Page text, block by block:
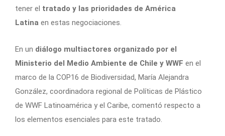
tener el tratado y las prioridades de América
Latina en estas negociaciones.
En un diálogo multiactores organizado por el
Ministerio del Medio Ambiente de Chile y WWF en el
marco de la COP16 de Biodiversidad, María Alejandra
González, coordinadora regional de Políticas de Plástico
de WWF Latinoamérica y el Caribe, comentó respecto a
los elementos esenciales para este tratado.